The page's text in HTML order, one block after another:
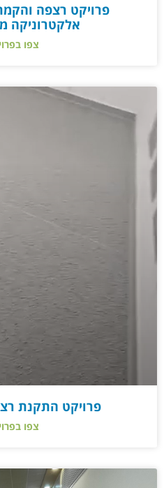
פרויקט רצפה
אלקטרוניקה
צפו
פרויקט התקנת
צפו